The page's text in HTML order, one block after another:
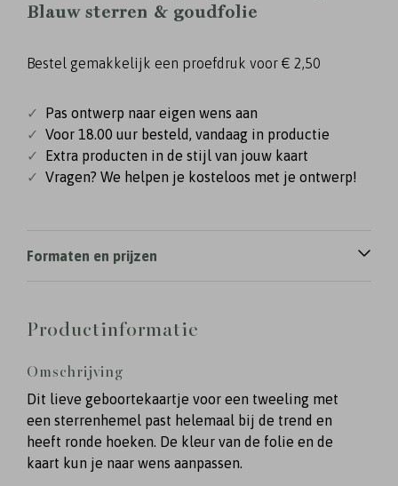
Blauw sterren & goudfolie
Bestel gemakkelijk een proefdruk voor € 2,50
✓
Pas ontwerp naar eigen wens aan
✓ Voor 18.00 uur besteld, vandaag in productie
✓
Extra producten in de stijl van jouw kaart
✓ Vragen? We helpen je kosteloos met je ontwerp!
Formaten en prijzen
Productinformatie
Omschrijving
Dit lieve geboortekaartje voor een tweeling met
een sterrenhemel past helemaal bij de trend en
heeft ronde hoeken. De kleur van de folie en de
kaart kun je naar wens aanpassen.